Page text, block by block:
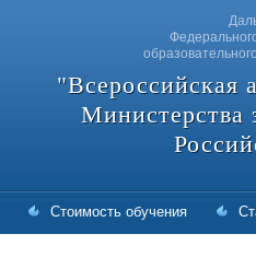
"Всероссийская
Министерства
Стоимость обучения